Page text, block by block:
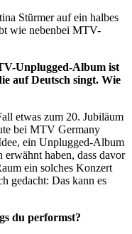
Stürmer auf ein halbes
wie nebenbei MTV-
Unplugged-Album ist
auf Deutsch singt. Wie
etwas zum 20. Jubiläum
bei MTV Germany
ein Unplugged-Album
erwähnt haben, dass davor
ein solches Konzert
gedacht: Das kann es
du performst?